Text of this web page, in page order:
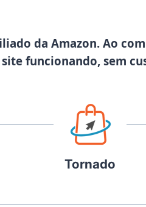
da Amazon. Ao
funcionando, sem
Tornado